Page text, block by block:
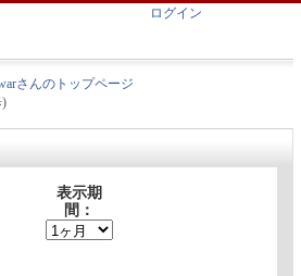
ログイン
さんのトップページ
)
表示期
間：